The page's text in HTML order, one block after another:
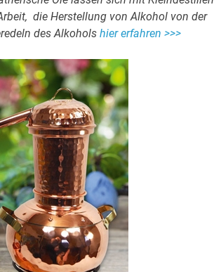
die Herstellung von Alkohol von der
des Alkohols hier erfahren >>>